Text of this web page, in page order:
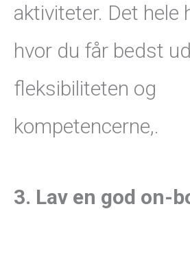
aktiviteter. Det hele
hvor du får bedst
fleksibiliteten og
kompetencerne,.
3. Lav en god on-